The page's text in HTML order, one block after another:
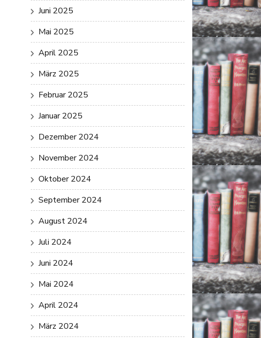
Juni 2025
Mai 2025
April 2025
März 2025
Februar 2025
Januar 2025
Dezember 2024
November 2024
Oktober 2024
September 2024
August 2024
Juli 2024
Juni 2024
Mai 2024
April 2024
März 2024